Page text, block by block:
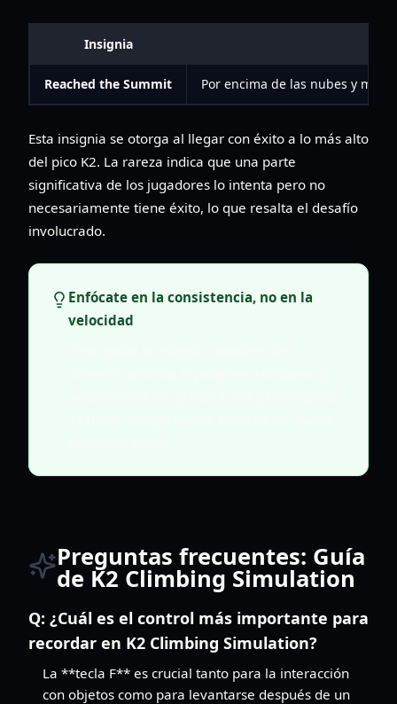
Insignia
Reached the Summit Por encima de las nubes y más
Esta insignia se otorga al llegar con éxito a lo más alto
del pico K2. La rareza indica que una parte
significativa de los jugadores lo intenta pero no
necesariamente tiene éxito, lo que resalta el desafío
involucrado.
Enfócate en la consistencia, no en la
velocidad
Preguntas frecuentes: Guía
de K2 Climbing Simulation
Q: ¿Cuál es el control más importante para
recordar en K2 Climbing Simulation?
La **tecla F** es crucial tanto para la interacción
con objetos como para levantarse después de un